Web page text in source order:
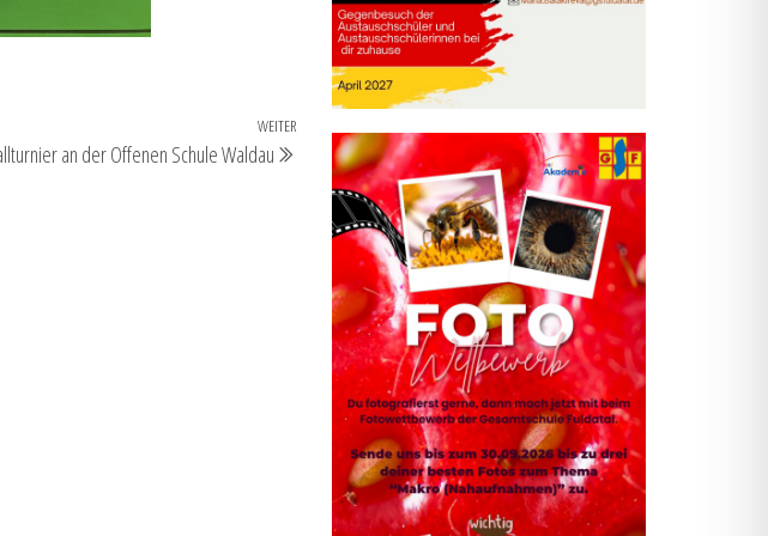
Nächster
Beitrag
WEITER
an der Offenen Schule Waldau